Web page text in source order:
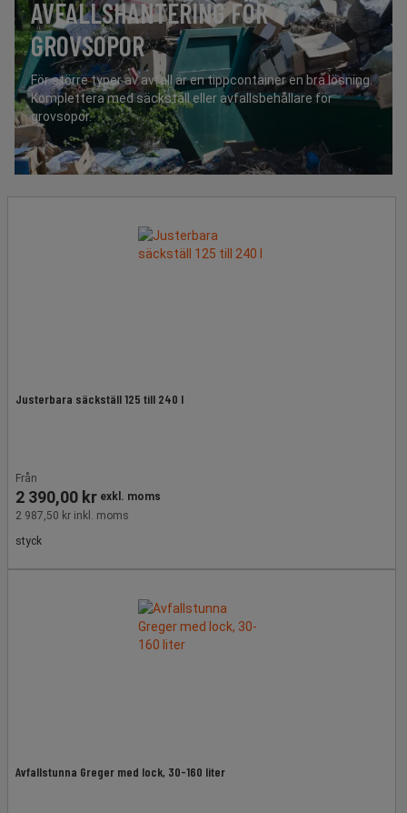
AVFALLSHANTERING FÖR
GROVSOPOR
För större typer av avfall är en tippcontainer en bra lösning.
Komplettera med säckställ eller avfallsbehållare för
grovsopor.
Justerbara säckställ 125 till 240 l
Från
2 390,00 kr exkl. moms
2 987,50 kr inkl. moms
styck
Avfallstunna Greger med lock, 30-160 liter